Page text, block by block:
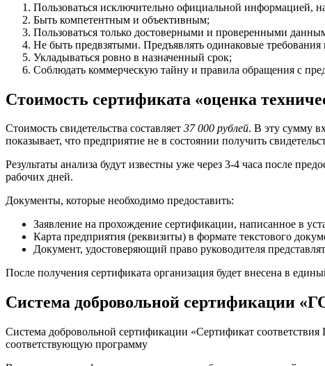
Пользоваться исключительно официальной информацией,
Быть компетентным и объективным;
Пользоваться только достоверными и проверенными
Не быть предвзятыми. Предъявлять одинаковые требования
Укладываться ровно в назначенный срок;
Соблюдать коммерческую тайну и правила обращения с
Стоимость сертификата «оценка
Стоимость свидетельства составляет 37 000 рублей. В эту сумму
показывает, что предприятие не в состоянии получить
Результаты анализа будут известны уже через 3-4 часа после
рабочих дней.
Документы, которые необходимо предоставить:
Заявление на прохождение сертификации, написанное в
Карта предприятия (реквизиты) в формате текстового
Документ, удостоверяющий право руководителя
После получения сертификата организация будет внесена в
Система добровольной сертификации
Система добровольной сертификации «Сертификат
соответствующую программу